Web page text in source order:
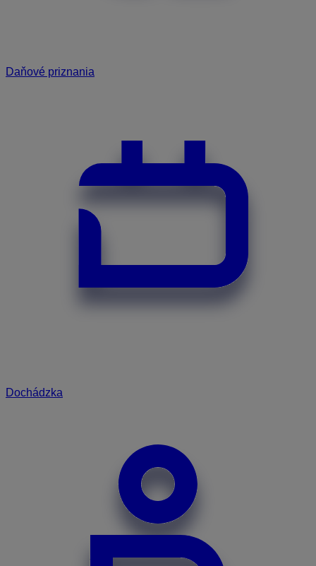
Daňové priznania
Dochádzka